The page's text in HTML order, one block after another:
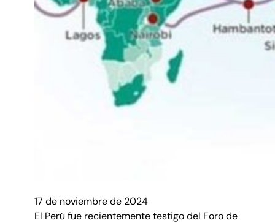
17 de noviembre de 2024
El Perú fue recientemente testigo del Foro de